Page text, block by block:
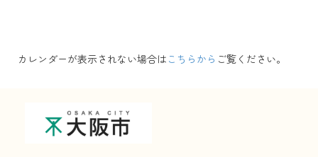
カレンダーが表示されない場合は こちらから ご覧ください。